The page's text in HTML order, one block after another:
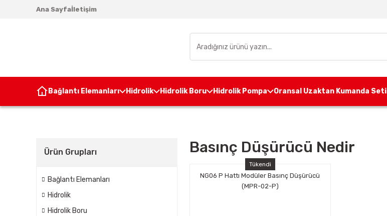
Ana Sayfaİletişim
Bağlantı Elemanları Hidrolik Hidrolik Boru Hidrolik Pompa Oransal Uzaktan Kumanda Seti
Ürün Grupları
Bağlantı Elemanları
Hidrolik
Hidrolik Boru
Basınç Düşürücü Nedir
Tükendi
NG06 P Hattı Modüler Basınç Düşürücü
(MPR-02-P)